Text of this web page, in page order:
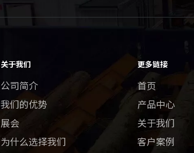
关于我们
公司简介
我们的优势
展会
为什么选择我们
更多链接
首页
产品中心
关于我们
客户案例